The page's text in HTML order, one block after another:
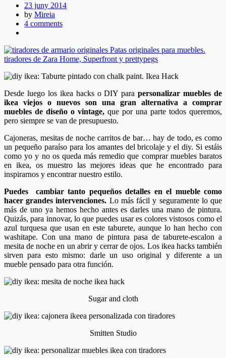
23 juny 2014
by Mireia
4 comments
Desde luego los ikea hacks o DIY parapersonalizar muebles de
ikea viejos o nuevos son una gran alternativa a comprar
muebles de diseño o vintage, que por una parte todos queremos,
pero siempre se van de presupuesto.
Cajoneras, mesitas de noche carritos de bar… hay de todo, es como
un pequeño paraíso para los amantes del bricolaje y el diy. Si estáis
como yo y no os queda más remedio que comprar muebles baratos
en ikea, os muestro las mejores ideas que he encontrado para
inspirarnos y encontrar nuestro estilo.
Puedes cambiar tanto pequeños detalles en el mueble como
hacer grandes intervenciones. Lo más fácil y seguramente lo que
más de uno ya hemos hecho antes es darles una mano de pintura.
Quizás, para innovar, lo que puedes usar es colores vistosos como el
azul turquesa que usan en este taburete, aunque lo han hecho con
washitape. Con una mano de pintura pasa de taburete-escalon a
mesita de noche en un abrir y cerrar de ojos. Los ikea hacks también
sirven para esto mismo: darle un uso original y diferente a un
mueble pensado para otra función.
Sugar and cloth
Smitten Studio